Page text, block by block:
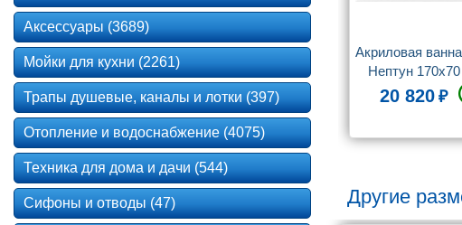
Акриловая ванна
Нептун
каркасе
20 820
Другие
Аксессуары (3689)
Мойки для кухни (2261)
Трапы душевые, каналы и лотки (397)
Отопление и водоснабжение (4075)
Техника для дома и дачи (544)
Сифоны и отводы (47)